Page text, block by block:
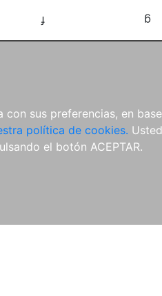
sus preferencias, en
política de cookies.
el botón ACEPTAR.
f g